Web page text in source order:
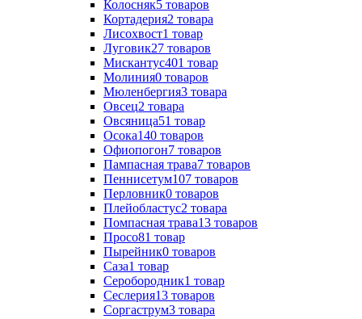
Колосняк5 товаров
Кортадерия2 товара
Лисохвост1 товар
Луговик27 товаров
Мискантус401 товар
Молиния0 товаров
Мюленбергия3 товара
Овсец2 товара
Овсяница51 товар
Осока140 товаров
Офиопогон7 товаров
Пампасная трава7 товаров
Пеннисетум107 товаров
Перловник0 товаров
Плейобластус2 товара
Помпасная трава13 товаров
Просо81 товар
Пырейник0 товаров
Саза1 товар
Серобородник1 товар
Сеслерия13 товаров
Соргаструм3 товара